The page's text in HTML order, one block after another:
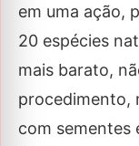
em uma ação,
20 espécies
mais barato,
procedimento,
com sementes